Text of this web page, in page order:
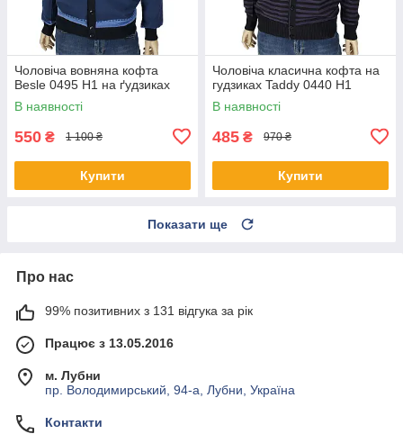
Чоловіча вовняна кофта
Besle 0495 H1 на ґудзиках
В наявності
550 ₴ 1 100 ₴
Купити
Чоловіча класична кофта на
гудзиках Taddy 0440 Н1
В наявності
485 ₴ 970 ₴
Купити
Показати ще
Про нас
99% позитивних з 131 відгука за рік
Працює з 13.05.2016
м. Лубни
пр. Володимирський, 94-а, Лубни, Україна
Контакти